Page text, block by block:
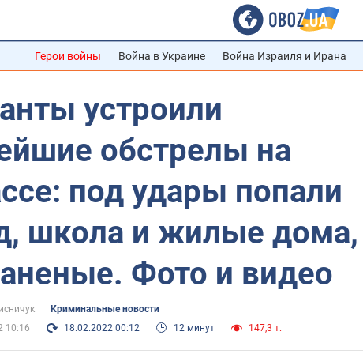
Герои войны Война в Украине Война Израиля и Ирана
устроили
обстрелы на
под удары попали
школа и жилые дома,
Фото и видео
Криминальные новости
10:16
18.02.2022 00:12 12 минут 147,3 т.